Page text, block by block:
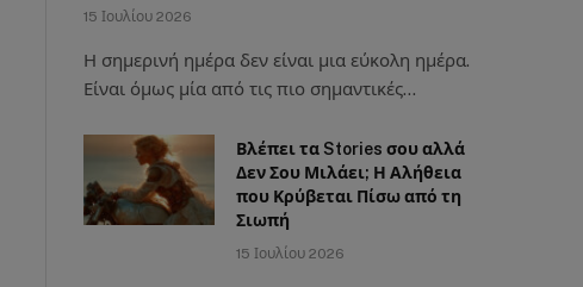
15 Ιουλίου 2026
Η σημερινή ημέρα δεν είναι μια εύκολη ημέρα.
Είναι όμως μία από τις πιο σημαντικές…
Βλέπει τα Stories σου αλλά
Δεν Σου Μιλάει; Η Αλήθεια
που Κρύβεται Πίσω από τη
Σιωπή
15 Ιουλίου 2026